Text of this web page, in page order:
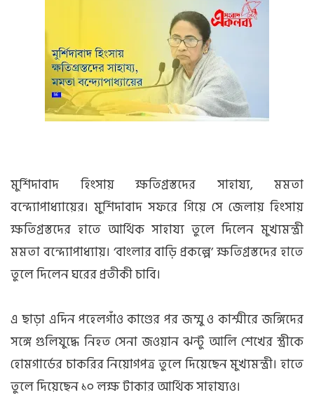
মুর্শিদাবাদ হিংসায় ক্ষতিগ্রস্তদের সাহায্য, মমতা
বন্দ্যোপাধ্যায়ের। মুর্শিদাবাদ সফরে গিয়ে সে জেলায় হিংসায়
ক্ষতিগ্রস্তদের হাতে আর্থিক সাহায্য তুলে দিলেন মুখ্যমন্ত্রী
মমতা বন্দ্যোপাধ্যায়। ‘বাংলার বাড়ি প্রকল্পে’ ক্ষতিগ্রস্তদের হাতে
তুলে দিলেন ঘরের প্রতীকী চাবি।
এ ছাড়া এদিন পহেলগাঁও কাণ্ডের পর জম্মু ও কাশ্মীরে জঙ্গিদের
সঙ্গে গুলিযুদ্ধে নিহত সেনা জওয়ান ঝন্টু আলি শেখের স্ত্রীকে
হোমগার্ডের চাকরির নিয়োগপত্র তুলে দিয়েছেন মুখ্যমন্ত্রী। হাতে
তুলে দিয়েছেন ১০ লক্ষ টাকার আর্থিক সাহায্যও।